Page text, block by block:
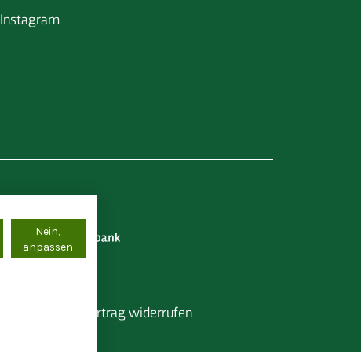
Instagram
Vertrag widerrufen
Nein,
anpassen